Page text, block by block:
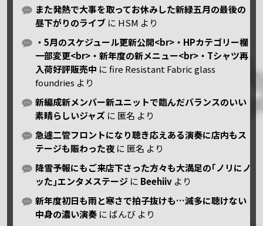
また発熱で大事を取ってお休みした新緑五月の最後の
昼下がりのライブ に HSM より
・5月のスケジュール更新公開<br>・HPカテゴリー欄
一部変更<br>・新年度の新メニュー<br>・Tシャツ再
入荷好評販売中 にfire Resistant Fabric glass
foundries より
新編成新メンバー新ユニットで臨んだバランスのいい
素晴らしいジャズ に 匿名 より
急遽二管フロントになり聴き応えある演奏に店内もス
テージも賑わった夜 に 匿名 より
降雪予報にもご来店下さった方々も大満足の｢ノリにノ
ッた｣エンタメステージ に Beehiiv より
新年度初日も雨と寒さで拍子抜けも…滅多に聴けない
中身の濃い演奏 に ばんび より